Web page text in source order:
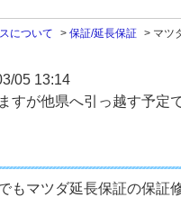
について > 保証/延長保証 > マツ
05 13:14
すが他県へ引っ越す予
もマツダ延長保証の保証